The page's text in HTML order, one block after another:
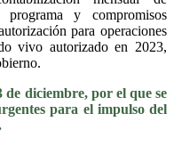
programa y compromisos
para operaciones
vivo autorizado en 2023,
de diciembre, por el que se
para el impulso del